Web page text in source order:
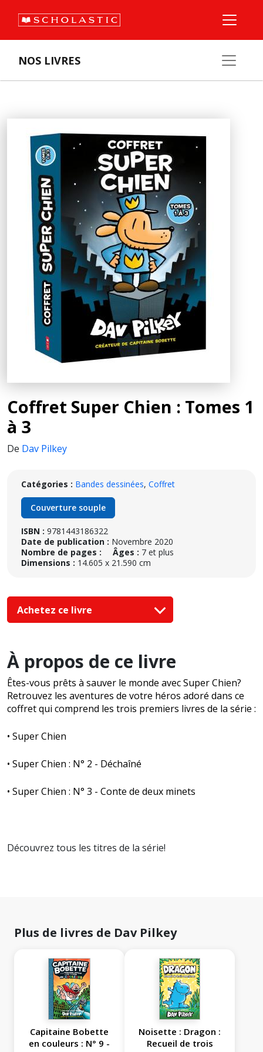
NOS LIVRES
Coffret Super Chien : Tomes 1
à 3
De Dav Pilkey
Catégories : Bandes dessinées, Coffret
Couverture souple
ISBN : 9781443186322
Date de publication : Novembre 2020
Nombre de pages :
Âges : 7 et plus
Dimensions : 14.605 x 21.590 cm
Achetez ce livre
À propos de ce livre
Êtes-vous prêts à sauver le monde avec Super Chien?
Retrouvez les aventures de votre héros adoré dans ce
coffret qui comprend les trois premiers livres de la série :
• Super Chien
• Super Chien : N° 2 - Déchaîné
• Super Chien : N° 3 - Conte de deux minets
Découvrez tous les titres de la série!
Plus de livres de Dav Pilkey
Capitaine Bobette
en couleurs : N° 9 -
Noisette : Dragon :
Recueil de trois